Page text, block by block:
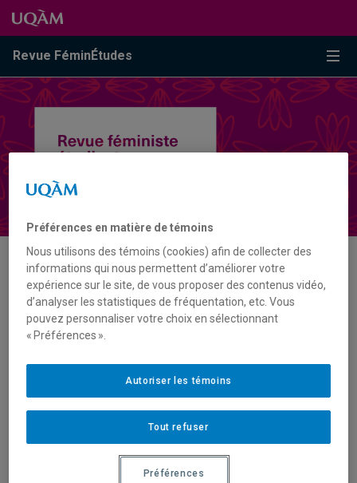
Passer au contenu
Accéder au menu principal
Accéder à la recherche
Passer au contenu
Accéder au menu principal
Revue FéminÉtudes
MOT-CLÉ
MÉMOIRE
Publié le 23 mars 2019|FéminÉtudes (Vol. 22
no. 1 - « Corps et résistances »)
Préférences en matière de témoins
Nous utilisons des témoins (cookies) afin de collecter des
informations qui nous permettent d’améliorer votre
expérience sur le site, de vous proposer des contenus vidéo,
d’analyser les statistiques de fréquentation, etc. Vous
pouvez personnaliser votre choix en sélectionnant
« Préférences ».
Tout refuser
Autoriser les témoins
Préférences